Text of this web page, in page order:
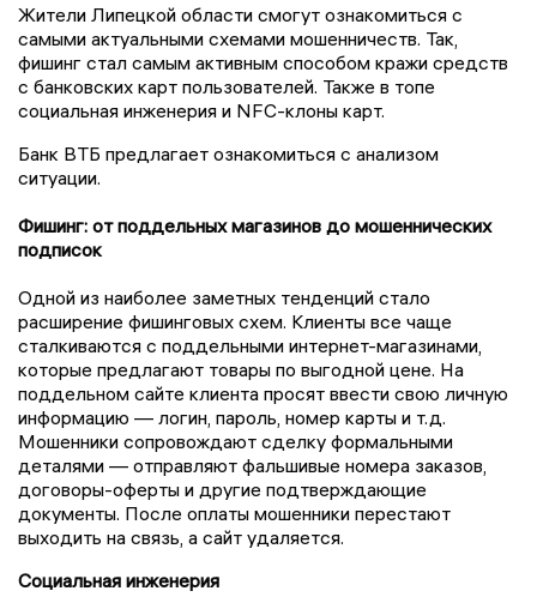
Жители Липецкой области смогут ознакомиться с
самыми актуальными схемами мошенничеств. Так,
фишинг стал самым активным способом кражи средств
с банковских карт пользователей. Также в топе
социальная инженерия и NFC-клоны карт.
Банк ВТБ предлагает ознакомиться с анализом
ситуации.
Фишинг: от поддельных магазинов до мошеннических
подписок
Одной из наиболее заметных тенденций стало
расширение фишинговых схем. Клиенты все чаще
сталкиваются с поддельными интернет-магазинами,
которые предлагают товары по выгодной цене. На
поддельном сайте клиента просят ввести свою личную
информацию — логин, пароль, номер карты и т.д.
Мошенники сопровождают сделку формальными
деталями — отправляют фальшивые номера заказов,
договоры-оферты и другие подтверждающие
документы. После оплаты мошенники перестают
выходить на связь, а сайт удаляется.
Социальная инженерия